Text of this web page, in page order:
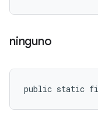
ninguno
public static